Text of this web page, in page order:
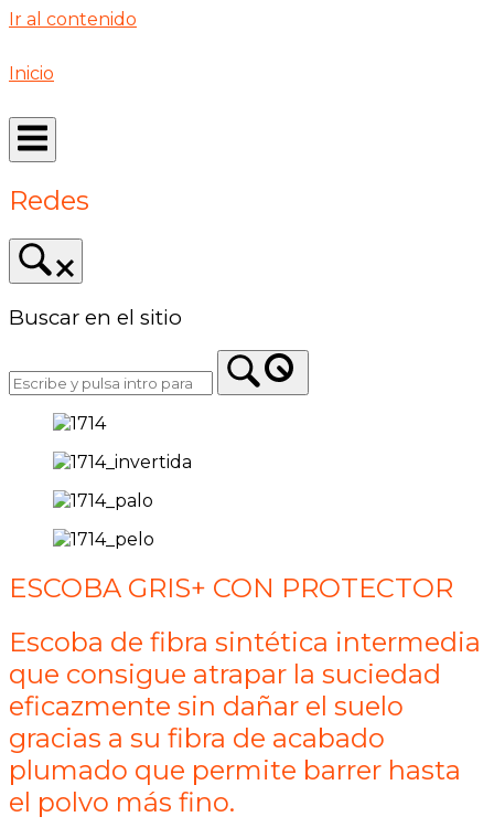
Ir al contenido
Inicio
Redes
Buscar en el sitio
ESCOBA GRIS+ CON PROTECTOR
Escoba de fibra sintética intermedia
que consigue atrapar la suciedad
eficazmente sin dañar el suelo
gracias a su fibra de acabado
plumado que permite barrer hasta
el polvo más fino.